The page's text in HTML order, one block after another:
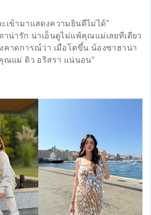
เข้ามาแสดงความยินดีไม่ได้”
น่ารัก น่าเอ็นดูไม่แพ้คุณแม่เลยทีเดียว
คาดการณ์ว่า เมื่อโตขึ้น น้องซาฮาน่า
ณแม่ ดิว อริสรา แน่นอน”